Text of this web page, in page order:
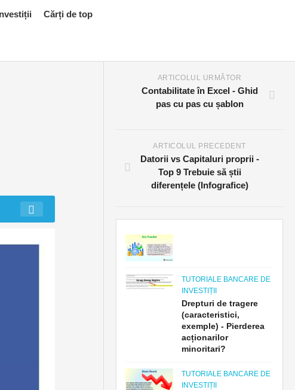
Cărți de top
ARTICOLUL URMĂTOR
Contabilitate în Excel - Ghid
pas cu pas cu șablon
ARTICOLUL PRECEDENT
Datorii vs Capitaluri proprii -
Top 9 Trebuie să știi
diferențele (Infografice)
TUTORIALE BANCARE DE
INVESTIȚII
Drepturi de tragere
(caracteristici,
exemple) - Pierderea
acționarilor
minoritari?
TUTORIALE BANCARE DE
INVESTIȚII